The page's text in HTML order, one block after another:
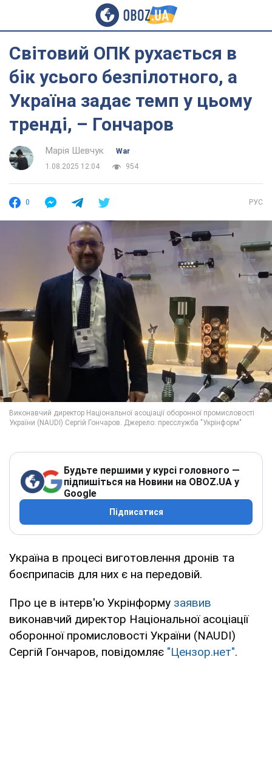
Світовий ОПК рухається в
бік усього безпілотного, а
Україна задає темп у цьому
тренді, – Гончаров
Марія Шевчук
War
1.08.2025 12:04
954
0 РУС
Будьте першими у курсі головного —
підпишіться на Новини на OBOZ.UA у
Google
Підписатися
Україна в процесі виготовлення дронів та
боєприпасів для них є на передовій.
Про це в інтерв'ю Укрінформу заявив
виконавчий директор Національної асоціації
оборонної промисловості України (NAUDI)
Сергій Гончаров, повідомляє "Цензор.нет".